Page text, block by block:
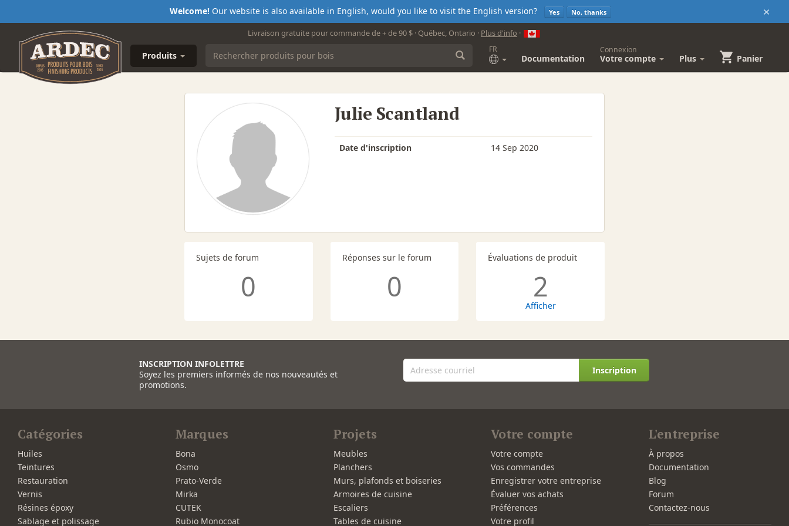
×
Welcome!Our website is also available in English, would you like to visit the English version? Yes No, thanks
Livraison gratuite pour commande de + de 90 $ · Québec, Ontario · Plus d'info ·
Produits
FR
Documentation
Connexion
Votre compte Plus Panier
Julie Scantland
Date d'inscription 14 Sep 2020
Sujets de forum
0
Réponses sur le forum
0
Évaluations de produit
2
Afficher
INSCRIPTION INFOLETTRE
Soyez les premiers informés de nos nouveautés et
promotions.
Inscription
Catégories
Huiles
Teintures
Restauration
Vernis
Résines époxy
Sablage et polissage
Marques
Bona
Osmo
Prato-Verde
Mirka
CUTEK
Rubio Monocoat
Projets
Meubles
Planchers
Murs, plafonds et boiseries
Armoires de cuisine
Escaliers
Tables de cuisine
Votre compte
Votre compte
Vos commandes
Enregistrer votre entreprise
Évaluer vos achats
Préférences
Votre profil
L'entreprise
À propos
Documentation
Blog
Forum
Contactez-nous